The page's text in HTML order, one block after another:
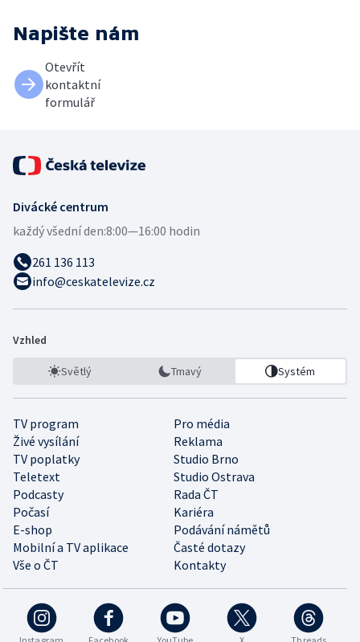
Napište nám
Otevřít
kontaktní
formulář
Divácké centrum
každý všední den:8:00—16:00 hodin
261 136 113
info@ceskatelevize.cz
Vzhled
Světlý Tmavý Systém
TV program
Pro média
Živé vysílání
Reklama
TV poplatky
Studio Brno
Teletext
Studio Ostrava
Podcasty
Rada ČT
Počasí
Kariéra
E-shop
Podávání námětů
Mobilní a TV aplikace
Časté dotazy
Vše o ČT
Kontakty